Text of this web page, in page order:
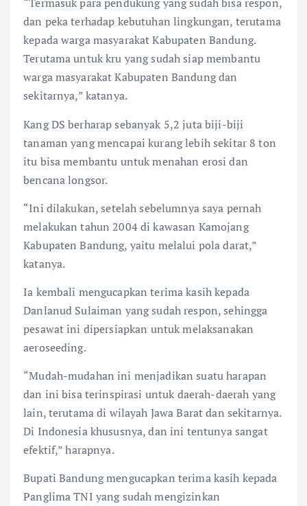
“Termasuk para pendukung yang sudah bisa respon,
dan peka terhadap kebutuhan lingkungan, terutama
kepada warga masyarakat Kabupaten Bandung.
Terutama untuk kru yang sudah siap membantu
warga masyarakat Kabupaten Bandung dan
sekitarnya,” katanya.
Kang DS berharap sebanyak 5,2 juta biji-biji
tanaman yang mencapai kurang lebih sekitar 8 ton
itu bisa membantu untuk menahan erosi dan
bencana longsor.
“Ini dilakukan, setelah sebelumnya saya pernah
melakukan tahun 2004 di kawasan Kamojang
Kabupaten Bandung, yaitu melalui pola darat,”
katanya.
Ia kembali mengucapkan terima kasih kepada
Danlanud Sulaiman yang sudah respon, sehingga
pesawat ini dipersiapkan untuk melaksanakan
aeroseeding.
“Mudah-mudahan ini menjadikan suatu harapan
dan ini bisa terinspirasi untuk daerah-daerah yang
lain, terutama di wilayah Jawa Barat dan sekitarnya.
Di Indonesia khususnya, dan ini tentunya sangat
efektif,” harapnya.
Bupati Bandung mengucapkan terima kasih kepada
Panglima TNI yang sudah mengizinkan